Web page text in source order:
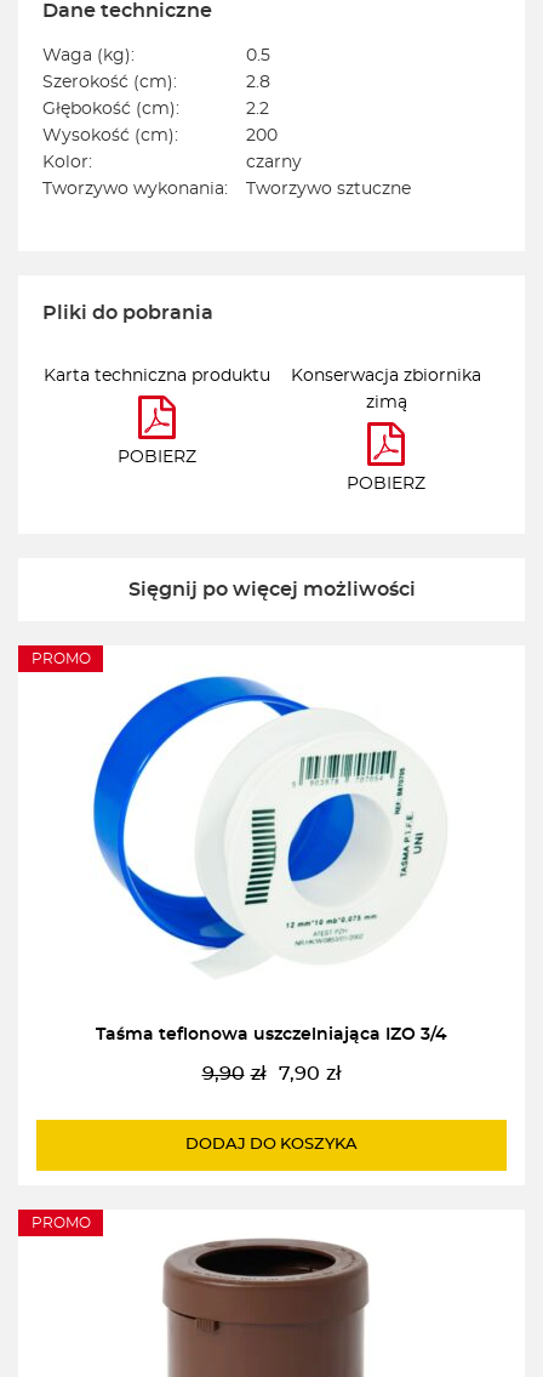
Dane techniczne
Waga (kg):
0.5
Szerokość (cm):
2.8
Głębokość (cm):
2.2
Wysokość (cm):
200
Kolor:
czarny
Tworzywo wykonania:
Tworzywo sztuczne
Pliki do pobrania
Karta techniczna produktu
POBIERZ
Konserwacja zbiornika
zimą
POBIERZ
Sięgnij po więcej możliwości
PROMO
Taśma teflonowa uszczelniająca IZO 3/4
9,90 zł
Pierwotna
wynosiła:
7,90 zł
Aktualna
wynosi:
DODAJ DO KOSZYKA
PROMO